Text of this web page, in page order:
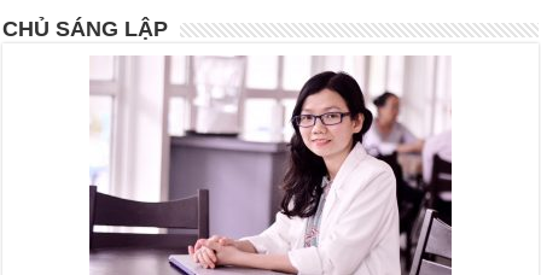
CHỦ SÁNG LẬP